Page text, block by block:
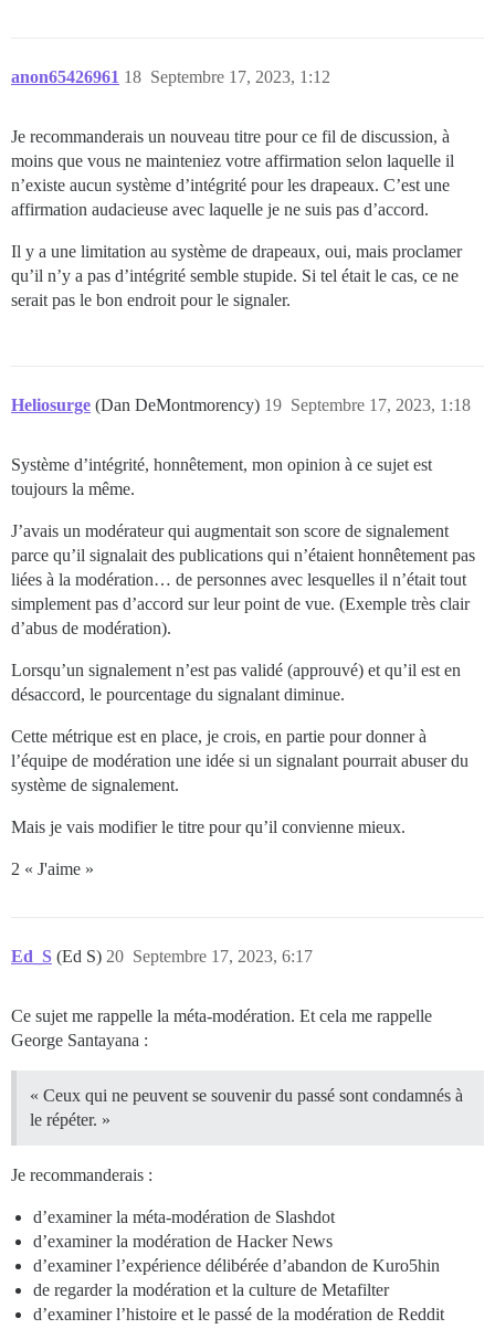
anon65426961 Septembre 17, 2023, 1:12
18
Je recommanderais un nouveau titre pour ce fil de discussion, à
moins que vous ne mainteniez votre affirmation selon laquelle il
n’existe aucun système d’intégrité pour les drapeaux. C’est une
affirmation audacieuse avec laquelle je ne suis pas d’accord.
Il y a une limitation au système de drapeaux, oui, mais proclamer
qu’il n’y a pas d’intégrité semble stupide. Si tel était le cas, ce ne
serait pas le bon endroit pour le signaler.
Heliosurge (Dan DeMontmorency) Septembre 17, 2023, 1:18
19
Système d’intégrité, honnêtement, mon opinion à ce sujet est
toujours la même.
J’avais un modérateur qui augmentait son score de signalement
parce qu’il signalait des publications qui n’étaient honnêtement pas
liées à la modération… de personnes avec lesquelles il n’était tout
simplement pas d’accord sur leur point de vue. (Exemple très clair
d’abus de modération).
Lorsqu’un signalement n’est pas validé (approuvé) et qu’il est en
désaccord, le pourcentage du signalant diminue.
Cette métrique est en place, je crois, en partie pour donner à
l’équipe de modération une idée si un signalant pourrait abuser du
système de signalement.
Mais je vais modifier le titre pour qu’il convienne mieux.
2 « J'aime »
Ed_S (Ed S) Septembre 17, 2023, 6:17
20
Ce sujet me rappelle la méta-modération. Et cela me rappelle
George Santayana :
« Ceux qui ne peuvent se souvenir du passé sont condamnés à
le répéter. »
Je recommanderais :
d’examiner la méta-modération de Slashdot
d’examiner la modération de Hacker News
d’examiner l’expérience délibérée d’abandon de Kuro5hin
de regarder la modération et la culture de Metafilter
d’examiner l’histoire et le passé de la modération de Reddit